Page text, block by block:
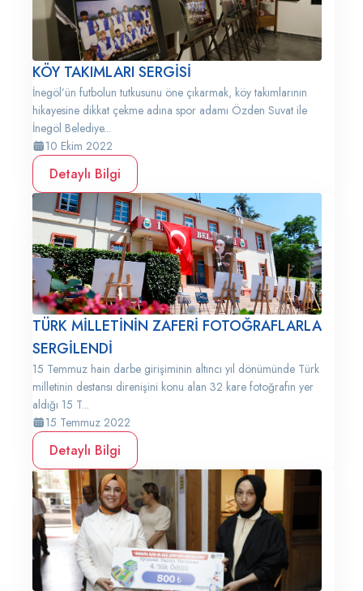
KÖY TAKIMLARI SERGİSİ
İnegöl’ün futbolun tutkusunu öne çıkarmak, köy takımlarının
hikayesine dikkat çekme adına spor adamı Özden Suvat ile
İnegöl Belediye...
10 Ekim 2022
Detaylı Bilgi
TÜRK MİLLETİNİN ZAFERİ FOTOĞRAFLARLA
SERGİLENDİ
15 Temmuz hain darbe girişiminin altıncı yıl dönümünde Türk
milletinin destansı direnişini konu alan 32 kare fotoğrafın yer
aldığı 15 T...
15 Temmuz 2022
Detaylı Bilgi